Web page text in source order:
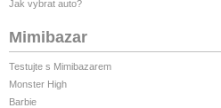
Jak vybrat auto?
Mimibazar
Testujte s Mimibazarem
Monster High
Barbie